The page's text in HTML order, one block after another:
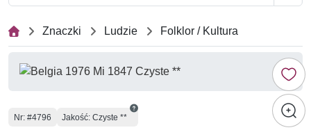
Znaczki Ludzie Folklor / Kultura
Numer
Nr: #4796 Jakość: Czyste **